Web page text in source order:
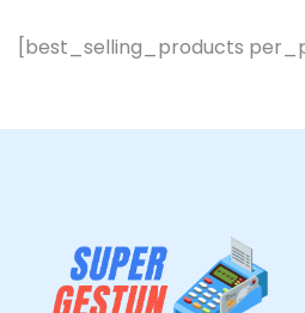
[best_selling_products